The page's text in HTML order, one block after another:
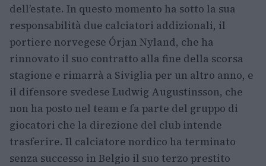
dell’estate. In questo momento ha sotto la sua
responsabilità due calciatori addizionali, il
portiere norvegese Órjan Nyland, che ha
rinnovato il suo contratto alla fine della scorsa
stagione e rimarrà a Siviglia per un altro anno, e
il difensore svedese Ludwig Augustinsson, che
non ha posto nel team e fa parte del gruppo di
giocatori che la direzione del club intende
trasferire. Il calciatore nordico ha terminato
senza successo in Belgio il suo terzo prestito